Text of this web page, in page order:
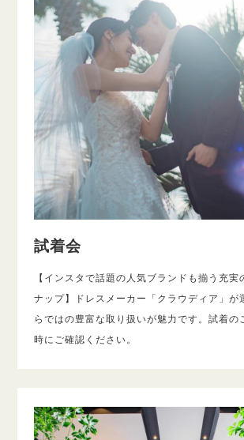
試着会
【インスタで話題の人気ブランドも揃う充実
ナップ】ドレスメーカー「クラウディア」が
らではの豊富な取り扱いが魅力です。試着の
時にご確認ください。